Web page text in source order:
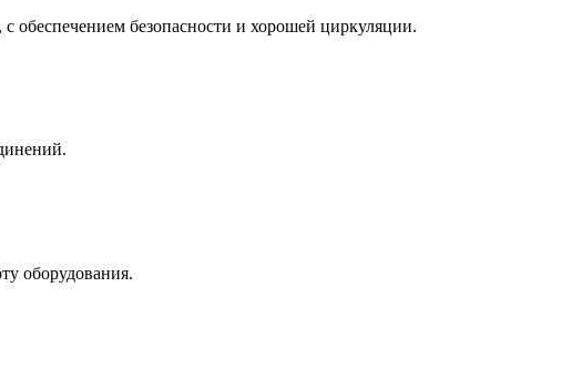
обеспечением безопасности и хорошей циркуляции.
оборудования.